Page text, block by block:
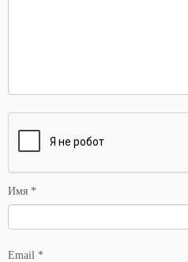
Имя *
Email *